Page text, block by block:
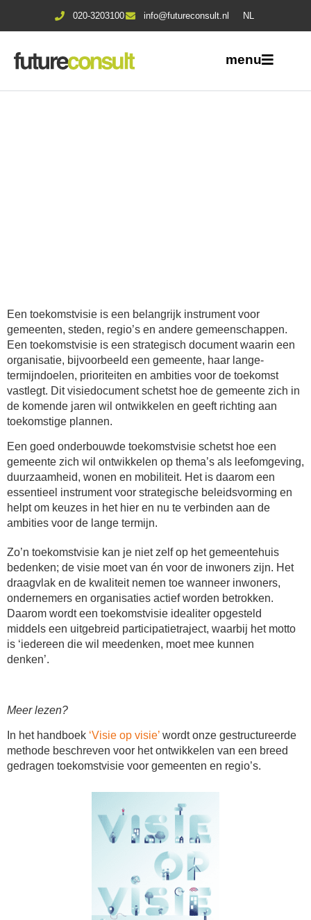
020-3203100 info@futureconsult.nl NL
menu
Een toekomstvisie is een belangrijk instrument voor
gemeenten, steden, regio’s en andere gemeenschappen.
Een toekomstvisie is een strategisch documentwaarin een
organisatie, bijvoorbeeld een gemeente, haar lange-
termijndoelen, prioriteiten en ambities voor de toekomst
vastlegt. Dit visiedocument schetst hoe de gemeente zich in
de komende jaren wil ontwikkelen en geeft richting aan
toekomstige plannen.
Een goed onderbouwde toekomstvisie schetst hoe een
gemeente zich wil ontwikkelen op thema’s als leefomgeving,
duurzaamheid, wonen en mobiliteit. Het is daarom een
essentieel instrument voor strategische beleidsvorming en
helpt om keuzes in het hier en nu te verbinden aan de
ambities voor de lange termijn.
Zo’n toekomstvisie kan je niet zelf op het gemeentehuis
bedenken; de visie moet van én voor de inwoners zijn. Het
draagvlak en de kwaliteitnemen toe wanneer inwoners,
ondernemers en organisaties actief worden betrokken.
Daarom wordt een toekomstvisie idealiter opgesteld
middels een uitgebreid participatietraject, waarbij het motto
is ‘iedereen die wil meedenken, moet mee kunnen
denken’.
Meer lezen?
In het handboek ‘Visie op visie’ wordt onze gestructureerde
methode beschreven voor het ontwikkelen van een breed
gedragen toekomstvisie voor gemeenten en regio’s.